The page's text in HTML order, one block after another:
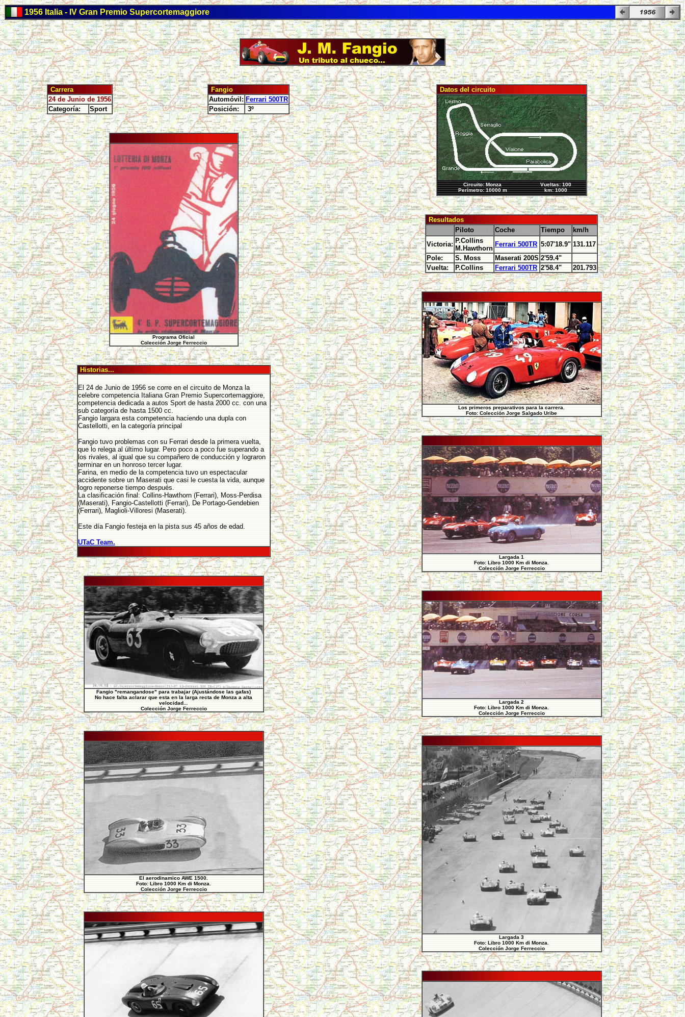
1956 Italia - IV Gran Premio Supercortemaggiore
Carrera
24 de Junio de 1956
Categoría:
Sport
Fangio
Automóvil: Ferrari 500TR
Posición:
3º
Programa Oficial
Colección Jorge Ferreccio
Historias...
El 24 de Junio de 1956 se corre en el circuito de Monza la
celebre competencia Italiana Gran Premio Supercortemaggiore,
competencia dedicada a autos Sport de hasta 2000 cc. con una
sub categoría de hasta 1500 cc.
Fangio largara esta competencia haciendo una dupla con
Castellotti, en la categoría principal
Fangio tuvo problemas con su Ferrari desde la primera vuelta,
que lo relega al último lugar. Pero poco a poco fue superando a
los rivales, al igual que su compañero de conducción y lograron
terminar en un honroso tercer lugar.
Farina, en medio de la competencia tuvo un espectacular
accidente sobre un Maserati que casi le cuesta la vida, aunque
logro reponerse tiempo después.
La clasificación final: Collins-Hawthorn (Ferrari), Moss-Perdisa
(Maserati), Fangio-Castellotti (Ferrari), De Portago-Gendebien
(Ferrari), Maglioli-Villoresi (Maserati).
Este día Fangio festeja en la pista sus 45 años de edad.
UTaC Team.
Fangio "remangandose" para trabajar (Ajustándose las gafas)
No hace falta aclarar que esta en la larga recta de Monza a alta
velocidad...
Colección Jorge Ferreccio
El aerodinamico AWE 1500.
Foto: Libro 1000 Km di Monza.
Colección Jorge Ferreccio
Datos del circuito
Circuito: Monza
Perímetro: 10000 m
Vueltas: 100
km: 1000
Resultados
Piloto
Coche Tiempo
km/h
Victoria: P.Collins
M.Hawthorn
Ferrari 500TR 5:07'18.9" 131.117
Pole:
S. Moss Maserati 200S 2'59.4"
Vuelta:
P.Collins Ferrari 500TR 2'58.4" 201.793
Los primeros preparativos para la carrera.
Foto: Colección Jorge Salgado Uribe
Largada 1
Foto: Libro 1000 Km di Monza.
Colección Jorge Ferreccio
Largada 2
Foto: Libro 1000 Km di Monza.
Colección Jorge Ferreccio
Largada 3
Foto: Libro 1000 Km di Monza.
Colección Jorge Ferreccio